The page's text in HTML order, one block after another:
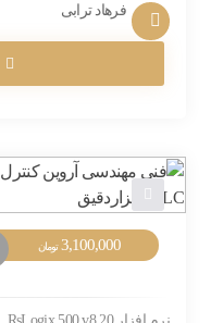
فرهاد ترابی
3,100,000 تومان